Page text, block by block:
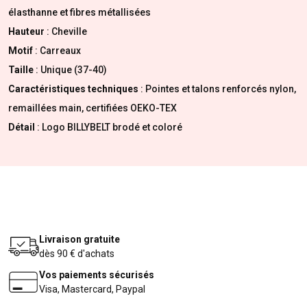
élasthanne et fibres métallisées
Hauteur : Cheville
Motif : Carreaux
Taille : Unique (37-40)
Caractéristiques techniques : Pointes et talons renforcés nylon,
remaillées main, certifiées OEKO-TEX
Détail : Logo BILLYBELT brodé et coloré
Livraison gratuite
dès 90 € d'achats
Vos paiements sécurisés
Visa, Mastercard, Paypal